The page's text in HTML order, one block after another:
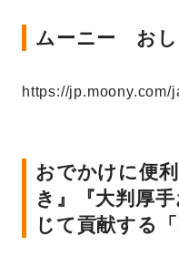
ムーニー お
https://jp.moony.com/
おでかけに便
き』『大判厚
じて貢献する